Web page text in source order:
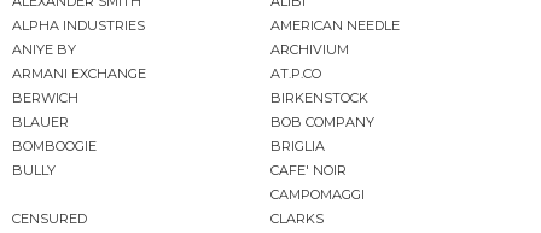
ALPHA INDUSTRIES
AMERICAN NEEDLE
ANIYE BY
ARCHIVIUM
ARMANI EXCHANGE
AT.P.CO
BERWICH
BIRKENSTOCK
BLAUER
BOB COMPANY
BOMBOOGIE
BRIGLIA
BULLY
CAFE' NOIR
CAMPOMAGGI
CENSURED
CLARKS